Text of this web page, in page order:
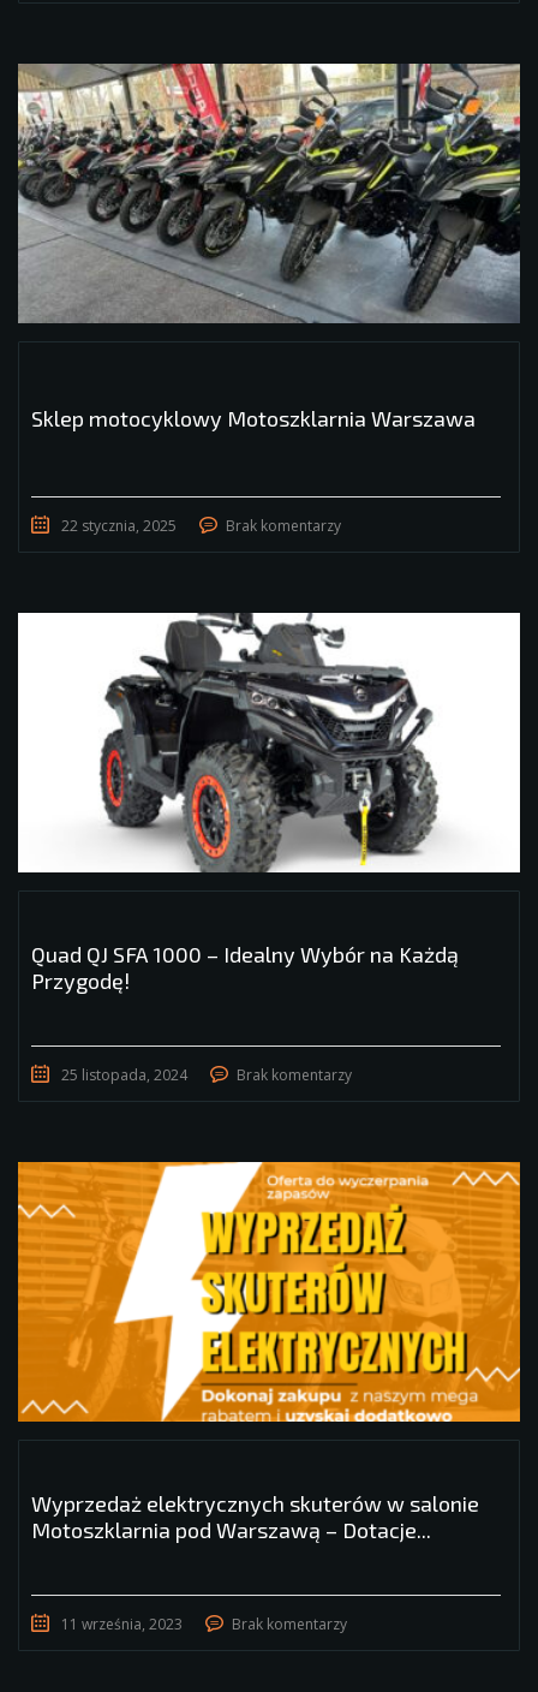
Sklep motocyklowy Motoszklarnia Warszawa
22 stycznia, 2025 Brak komentarzy
Quad QJ SFA 1000 – Idealny Wybór na Każdą
Przygodę!
25 listopada, 2024 Brak komentarzy
Wyprzedaż elektrycznych skuterów w salonie
Motoszklarnia pod Warszawą – Dotacje...
11 września, 2023 Brak komentarzy